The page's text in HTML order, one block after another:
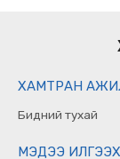
ХАМТРАН
Бидний тухай
МЭДЭЭ ИЛГЭЭХ